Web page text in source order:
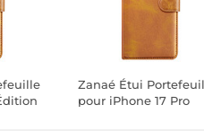
Zanaé Étui
pour iPhone 17 Pro